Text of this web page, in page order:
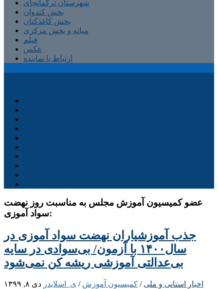
شهرستان ترکمانچای
بخش کندوان
بخش کاغذکنان
میانه و بخش مرکزی
فیلم
عکس
ارتباط با نماینده
عضو کمیسیون آموزش مجلس به مناسبت روز نهضت
سواد آموزی:
جذب آموزشیاران نهضت سواد آموزی در
سال۱۴۰۰ با آزمون/ بی‌سوادی در سایه
بی‌عدالتی آموزشی ریشه کن نمی‌شود
اخبار استانی و ملی / کمیسیون آموزش / ی_اسلایدر دی ۸, ۱۳۹۹